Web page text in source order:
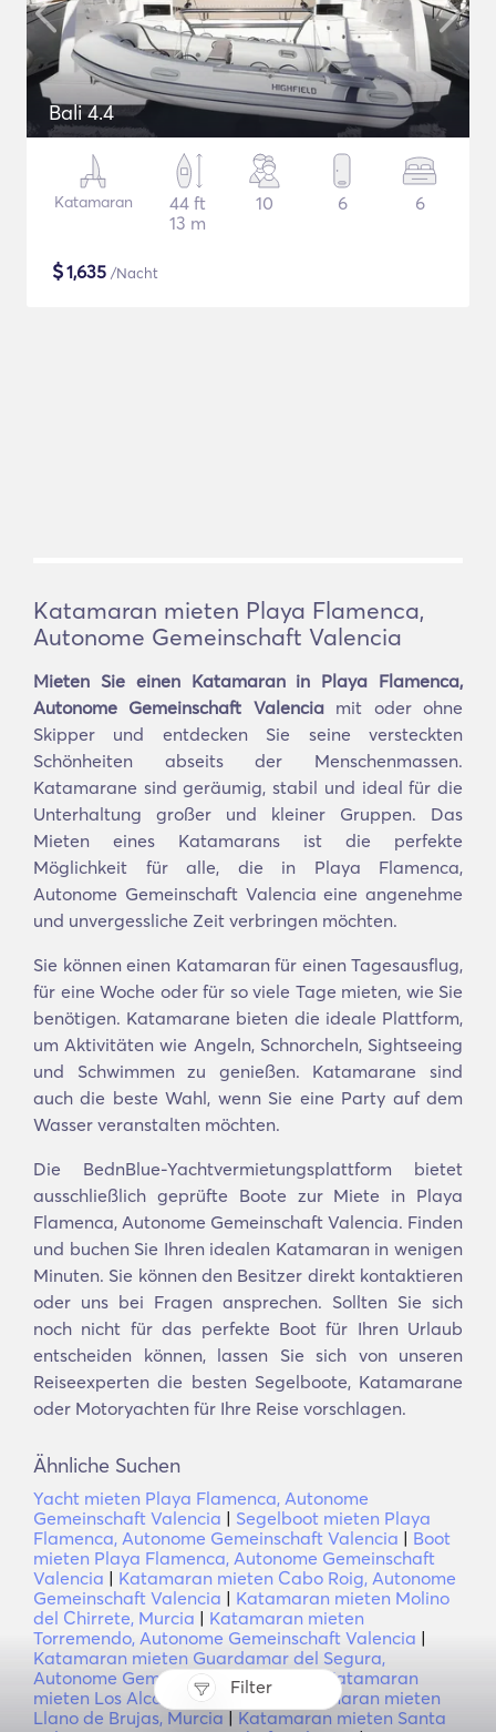
Filter
Bali 4.4
Katamaran
44 ft
13 m
10 6 6
$1,635 /Nacht
Katamaran mieten Playa Flamenca,
Autonome Gemeinschaft Valencia
Mieten Sie einen Katamaran in Playa Flamenca,
Autonome Gemeinschaft Valenciamit oder ohne
Skipper und entdecken Sie seine versteckten
Schönheiten abseits der Menschenmassen.
Katamarane sind geräumig, stabil und ideal für die
Unterhaltung großer und kleiner Gruppen. Das
Mieten eines Katamarans ist die perfekte
Möglichkeit für alle, die in Playa Flamenca,
Autonome Gemeinschaft Valencia eine angenehme
und unvergessliche Zeit verbringen möchten.
Sie können einen Katamaran für einen Tagesausflug,
für eine Woche oder für so viele Tage mieten, wie Sie
benötigen. Katamarane bieten die ideale Plattform,
um Aktivitäten wie Angeln, Schnorcheln, Sightseeing
und Schwimmen zu genießen. Katamarane sind
auch die beste Wahl, wenn Sie eine Party auf dem
Wasser veranstalten möchten.
Die BednBlue-Yachtvermietungsplattform bietet
ausschließlich geprüfte Boote zur Miete in Playa
Flamenca, Autonome Gemeinschaft Valencia. Finden
und buchen Sie Ihren idealen Katamaran in wenigen
Minuten. Sie können den Besitzer direkt kontaktieren
oder uns bei Fragen ansprechen. Sollten Sie sich
noch nicht für das perfekte Boot für Ihren Urlaub
entscheiden können, lassen Sie sich von unseren
Reiseexperten die besten Segelboote, Katamarane
oder Motoryachten für Ihre Reise vorschlagen.
Ähnliche Suchen
Yacht mieten Playa Flamenca, Autonome
Gemeinschaft Valencia | Segelboot mieten Playa
Flamenca, Autonome Gemeinschaft Valencia | Boot
mieten Playa Flamenca, Autonome Gemeinschaft
Valencia | Katamaran mieten Cabo Roig, Autonome
Gemeinschaft Valencia | Katamaran mieten Molino
del Chirrete, Murcia | Katamaran mieten
Torremendo, Autonome Gemeinschaft Valencia |
Katamaran mieten Guardamar del Segura,
Autonome Gemeinschaft Valencia
Katamaran
mieten Los Alcázares, Murcia
Katamaran mieten
Llano de Brujas, Murcia | Katamaran mieten Santa